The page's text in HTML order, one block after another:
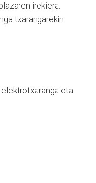
irekiera.
txarangarekin.
eta